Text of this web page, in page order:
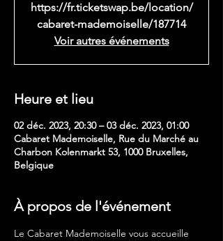
https://fr.ticketswap.be/location/
cabaret-mademoiselle/187714
Voir autres événements
Heure et lieu
02 déc. 2023, 20:30 – 03 déc. 2023, 01:00
Cabaret Mademoiselle, Rue du Marché au
Charbon Kolenmarkt 53, 1000 Bruxelles,
Belgique
À propos de l'événement
Le Cabaret Mademoiselle vous accueille